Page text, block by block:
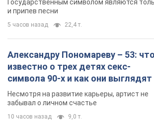
забывал о личном счастье
действительны ли доллары 1996
года: принимают ли обменники и
банки такие купюры
принимают старые доллары